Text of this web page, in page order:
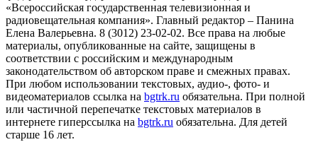
«Всероссийская государственная телевизионная и
радиовещательная компания». Главный редактор – Панина
Елена Валерьевна. 8 (3012) 23-02-02. Все права на любые
материалы, опубликованные на сайте, защищены в
соответствии с российским и международным
законодательством об авторском праве и смежных правах.
При любом использовании текстовых, аудио-, фото- и
видеоматериалов ссылка на bgtrk.ru обязательна. При полной
или частичной перепечатке текстовых материалов в
интернете гиперссылка на bgtrk.ru обязательна. Для детей
старше 16 лет.